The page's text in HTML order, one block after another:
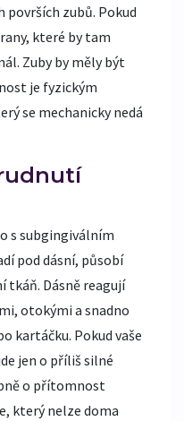
površích zubů. Pokud
které by tam
Zuby by měly být
je fyzickým
se mechanicky nedá
s subgingiválním
pod dásní, působí
tkáň. Dásně reagují
otokými a snadno
kartáčku. Pokud vaše
jen o příliš silné
o přítomnost
který nelze doma